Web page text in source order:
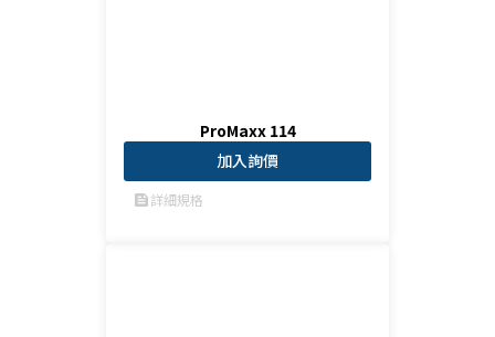
ProMaxx 114
加入詢價
feed詳細規格